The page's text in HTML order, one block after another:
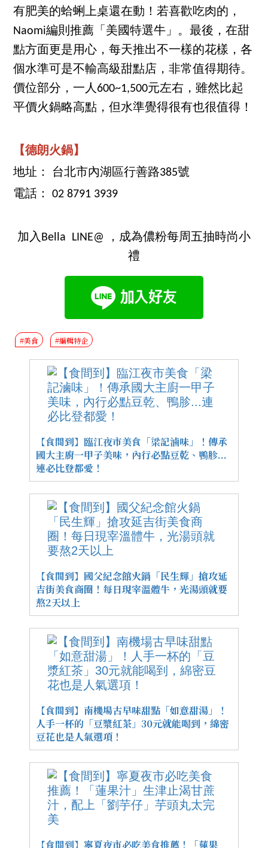
有肥美的蛤蜊上桌還在動！若喜歡吃肉的，
Naomi編則推薦「美國特選牛」。最後，在甜
點方面更是用心，每天推出不一樣的花樣，各
個水準可是不輸高級甜點店，非常值得期待。
價位部分，一人600~1,500元左右，雖然比起
平價火鍋略高點，但水準覺得很有也很值得！
【德朗火鍋】
地址： 台北市內湖區行善路385號
電話： 02 8791 3939
加入Bella LINE@ ，成為儂粉每周五抽時尚小
禮
#美食 #編輯特企
【食間到】臨江夜市美食「梁記滷味」！傳承
國大主廚一甲子美味，內行必點豆乾、鴨胗...
連必比登都愛！
【食間到】國父紀念館火鍋「民生輝」搶攻延
吉街美食商圈！每日現宰溫體牛，光湯頭就要
熬2天以上
【食間到】南機場古早味甜點「如意甜湯」！
人手一杯的「豆漿紅茶」30元就能喝到，綿密
豆花也是人氣選項！
【食間到】寧夏夜市必吃美食推薦！「蓮果